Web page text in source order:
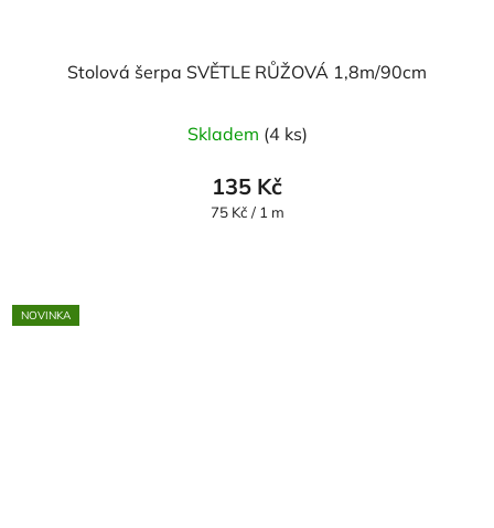
Stolová šerpa SVĚTLE RŮŽOVÁ 1,8m/90cm
Skladem (4 ks)
135 Kč
Měrná
75 Kč / 1 m
NOVINKA